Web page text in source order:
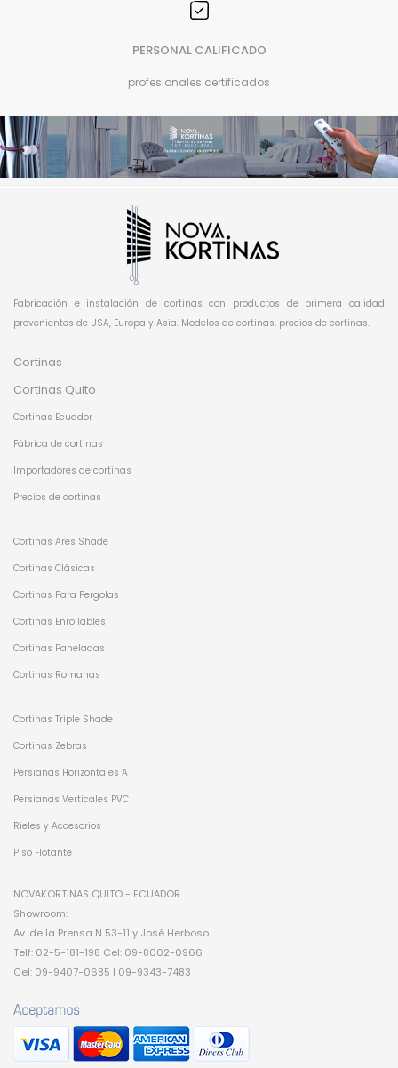
PERSONAL CALIFICADO
profesionales certificados
Fabricación e instalación de cortinas con productos de primera calidad
provenientes de USA, Europa y Asia. Modelos de cortinas, precios de cortinas.
Cortinas
Cortinas Quito
Cortinas Ecuador
Fábrica de cortinas
Importadores de cortinas
Precios de cortinas
Cortinas Ares Shade
Cortinas Clásicas
Cortinas Para Pergolas
Cortinas Enrollables
Cortinas Paneladas
Cortinas Romanas
Cortinas Triple Shade
Cortinas Zebras
Persianas Horizontales A
Persianas Verticales PVC
Rieles y Accesorios
Piso Flotante
NOVAKORTINAS QUITO - ECUADOR
Showroom:
Av. de la Prensa N 53-11 y José Herboso
Telf: 02-5-181-198 Cel: 09-8002-0966
Cel: 09-9407-0685 | 09-9343-7483